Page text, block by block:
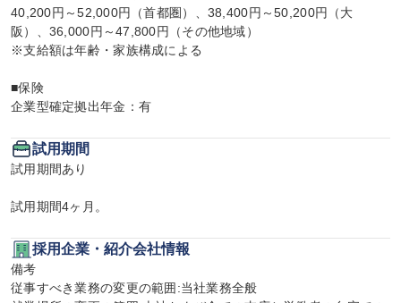
40,200円～52,000円（首都圏）、38,400円～50,200円（大
阪）、36,000円～47,800円（その他地域）
※支給額は年齢・家族構成による
■保険
企業型確定拠出年金：有
試用期間
試用期間あり
試用期間4ヶ月。
採用企業・紹介会社情報
備考
従事すべき業務の変更の範囲:当社業務全般